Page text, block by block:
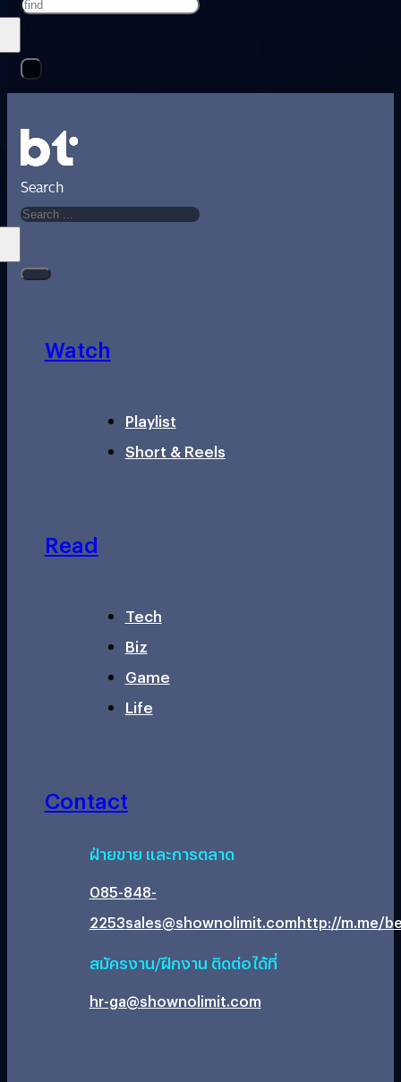
Search
Watch
Playlist
Short & Reels
Read
Tech
Biz
Game
Life
Contact
ฝ่ายขาย และการตลาด
085-848-
2253sales@shownolimit.comhttp://m.me/
สมัครงาน/ฝึกงาน ติดต่อได้ที่
hr-ga@shownolimit.com